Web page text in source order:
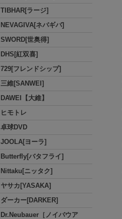
TIBHAR[ラージ]
NEVAGIVA[ネバギバ]
SWORD[世奥得]
DHS[紅双喜]
729[フレンドシップ]
三維[SANWEI]
DAWEI【大維】
ヒモトレ
卓球DVD
JOOLA[ヨーラ]
Butterfly[バタフライ]
Nittaku[ニッタク]
ヤサカ[YASAKA]
ダーカー[DARKER]
Dr.Neubauer［ノイバウア